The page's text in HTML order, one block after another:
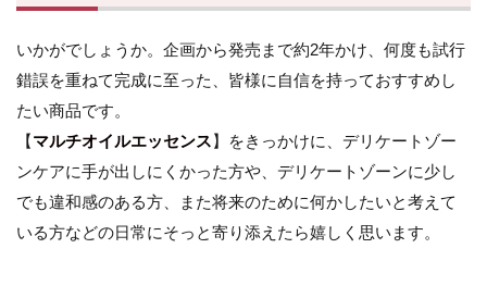
いかがでしょうか。企画から発売まで約2年かけ、何度も試行
錯誤を重ねて完成に至った、皆様に自信を持っておすすめし
たい商品です。
【マルチオイルエッセンス】をきっかけに、デリケートゾー
ンケアに手が出しにくかった方や、デリケートゾーンに少し
でも違和感のある方、また将来のために何かしたいと考えて
いる方などの日常にそっと寄り添えたら嬉しく思います。